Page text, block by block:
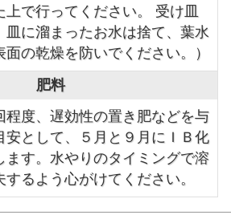
上で行ってください。 受け皿
皿に溜まったお水は捨て、葉水
の乾燥を防いでください。）
肥料
程度、遅効性の置き肥などを与
安として、５月と９月にＩＢ化
ます。水やりのタイミングで溶
るよう心がけてください。